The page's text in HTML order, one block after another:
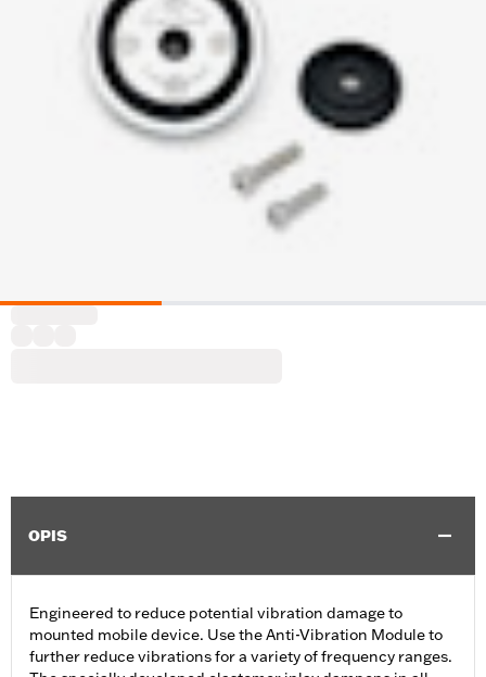
OPIS
Engineered to reduce potential vibration damage to
mounted mobile device. Use the Anti-Vibration Module to
further reduce vibrations for a variety of frequency ranges.